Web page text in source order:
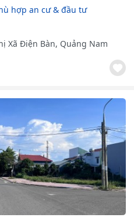
hợp an cư & đầu tư
Xã Điện Bàn, Quảng Nam